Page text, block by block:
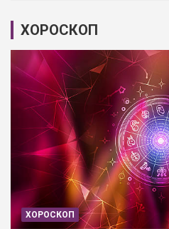
ХОРОСКОП
ХОРОСКОП